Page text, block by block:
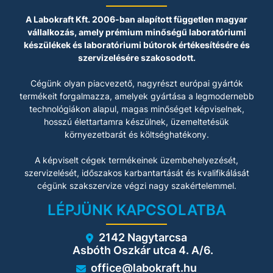
A Labokraft Kft. 2006-ban alapított független magyar
vállalkozás, amely prémium minőségű laboratóriumi
készülékek és laboratóriumi bútorok értékesítésére és
szervizelésére szakosodott.
Cégünk olyan piacvezető, nagyrészt európai gyártók
termékeit forgalmazza, amelyek gyártása a legmodernebb
technológiákon alapul, magas minőséget képviselnek,
hosszú élettartamra készülnek, üzemeltetésük
környezetbarát és költséghatékony.
A képviselt cégek termékeinek üzembehelyezését,
szervizelését, időszakos karbantartását és kvalifikálását
cégünk szakszervize végzi nagy szakértelemmel.
LÉPJÜNK KAPCSOLATBA
2142 Nagytarcsa
Asbóth Oszkár utca 4. A/6.
office@labokraft.hu